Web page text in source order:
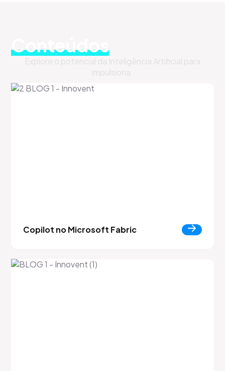
Conteúdos
Copilot no Microsoft Fabric